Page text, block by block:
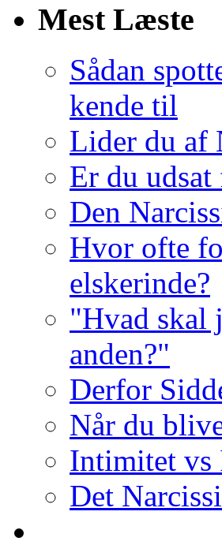
Mest Læste
Sådan
kende til
Lider du af
Er du
Den
Hvor ofte
elskerinde?
"Hvad skal
anden?"
Derfor
Når du
Intimitet vs
Det